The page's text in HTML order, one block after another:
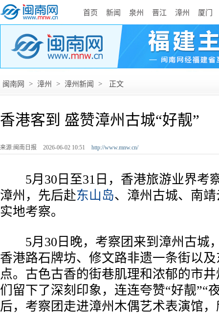
首页 新闻 泉州 晋江 漳州 厦门
闽南网 > 漳州 > 漳州新闻 > 正文
香港客到 盛赞漳州古城“好靓”
来源:闽南日报 2026-06-02 10:51 http://www.mnw.cn/
5月30日至31日，香港旅游业界考
漳州，先后赴东山岛、漳州古城、南
实地考察。
5月30日晚，考察团来到漳州古城
香港路石牌坊、修文路非遗一条街以
点。古色古香的街巷肌理和浓郁的市
们留下了深刻印象，连连夸赞“好靓”“
后，考察团走进漳州木偶艺术表演馆